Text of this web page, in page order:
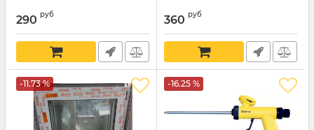
290 руб 360 руб
-11.73 % -16.25 %